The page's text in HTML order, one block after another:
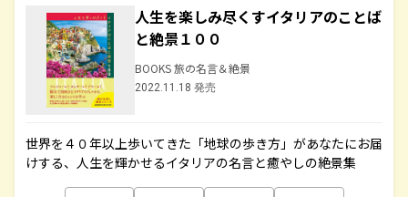
人生を楽しみ尽くすイタリアのことば
と絶景１００
BOOKS 旅の名言＆絶景
2022.11.18 発売
世界を４０年以上歩いてきた「地球の歩き方」があなたにお届
けする、人生を輝かせるイタリアの名言と癒やしの絶景集